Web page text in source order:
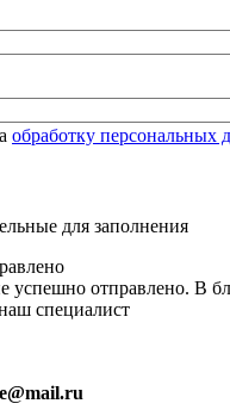
обработку персональных
для заполнения
успешно отправлено. В
специалист